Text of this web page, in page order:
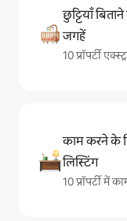
छुट्टियाँ
जगहें
10 प्रॉपर्टी
काम करने के
लिस्टिंग
10 प्रॉपर्टी में